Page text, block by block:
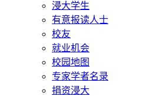
浸大学生
有意报读人士
校友
就业机会
校园地图
专家学者名录
捐资浸大